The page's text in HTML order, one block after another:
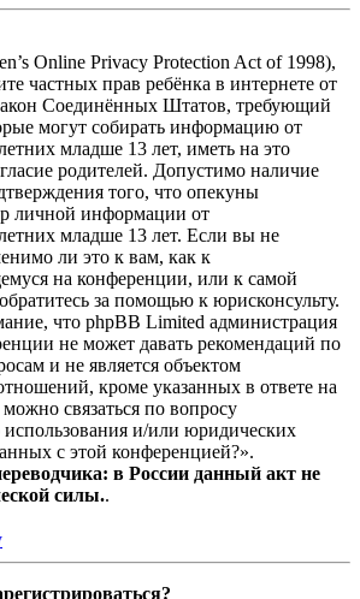
Online Privacy Protection Act of 1998),
частных прав ребёнка в интернете от
Соединённых Штатов, требующий
могут собирать информацию от
младше 13 лет, иметь на это
родителей. Допустимо наличие
того, что опекуны
личной информации от
младше 13 лет. Если вы не
ли это к вам, как к
на конференции, или к самой
за помощью к юрисконсульту.
что phpBB Limited администрация
не может давать рекомендаций по
и не является объектом
кроме указанных в ответе на
связаться по вопросу
использования и/или юридических
с этой конференцией?».
в России данный акт не
силы..